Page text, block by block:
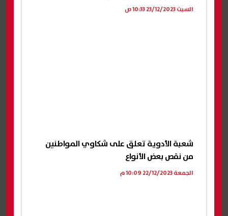
السبت 23/12/2023 10:33 ص
شعبة الأدوية تعلق على شكاوي المواطنين
من نقص بعض الأنواع
الجمعة 22/12/2023 10:09 م